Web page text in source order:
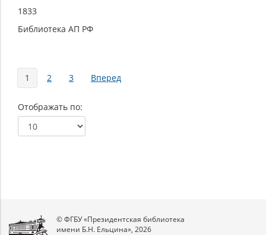
1833
Библиотека АП РФ
Страницы
1 2 3 Вперед
Отображать по
© ФГБУ «Президентская библиотека
имени Б.Н. Ельцина», 2026